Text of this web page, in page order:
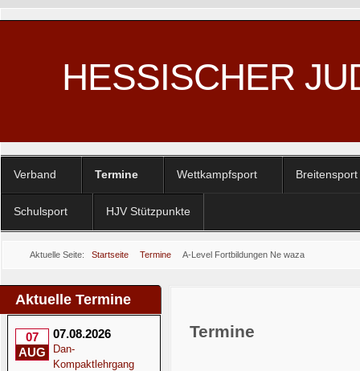
HESSISCHER
Verband Termine Wettkampfsport Breitensport
Schulsport HJV Stützpunkte
Aktuelle Seite: Startseite Termine A-Level Fortbildungen Ne waza
Aktuelle Termine
07
AUG
07.08.2026
Dan-
Kompaktlehrgang
Termine